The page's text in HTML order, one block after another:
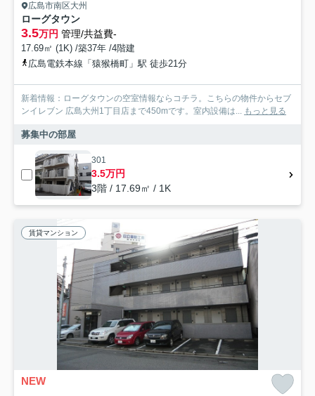
広島市南区大州
ローグタウン
3.5万円 管理/共益費-
17.69㎡ (1K) /築37年 /4階建
広島電鉄本線「猿猴橋町」駅 徒歩21分
新着情報：ローグタウンの空室情報ならコチラ。こちらの物件からセブ
ンイレブン 広島大州1丁目店まで450mです。室内設備は... もっと見る
募集中の部屋
301
3.5万円
3階 / 17.69㎡ / 1K
賃貸マンション
NEW